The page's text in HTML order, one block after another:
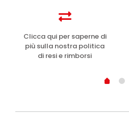
Clicca qui per saperne di
più sulla nostra politica
di resi e rimborsi